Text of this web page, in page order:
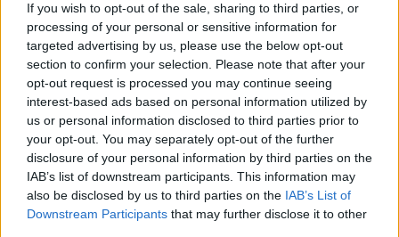
If you wish to opt-out of the sale, sharing to third parties, or
processing of your personal or sensitive information for
targeted advertising by us, please use the below opt-out
section to confirm your selection. Please note that after your
opt-out request is processed you may continue seeing
interest-based ads based on personal information utilized by
us or personal information disclosed to third parties prior to
your opt-out. You may separately opt-out of the further
disclosure of your personal information by third parties on the
IAB’s list of downstream participants. This information may
also be disclosed by us to third parties on the IAB’s List of
Downstream Participants that may further disclose it to other
skulle också den höga utväxlingen göra. Testskribenten
Björn Svallner var rätt sval inför resultatet: ”Den nya
motorn, som är på 110 hästar (det var 112 i sanningens
namn, red:s anm.), känns emellertid alltför trött för att vi
ska vara nöjda.” Utväxlingen var anpassad för jämn
landsvägsfart snarare än segdragning och det gällde att
växla ned till fyran eller trean i omkörningarna.
Förbrukningen låg i alla fall en halv deciliter under den för
Volvo 240 med samma motor men lägre utväxling.
Servostyrning var extra på testbilen och krävde 3,5